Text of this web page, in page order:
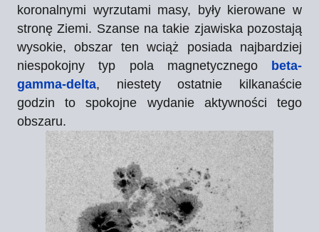
koronalnymi wyrzutami masy, były kierowane w
stronę Ziemi. Szanse na takie zjawiska pozostają
wysokie, obszar ten wciąż posiada najbardziej
niespokojny typ pola magnetycznego
beta-
gamma-delta, niestety ostatnie kilkanaście
godzin to spokojne wydanie aktywności tego
obszaru.